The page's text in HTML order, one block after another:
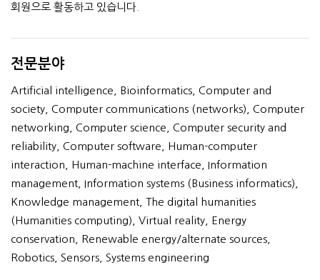
회원으로 활동하고 있습니다.
전문분야
Artificial intelligence, Bioinformatics, Computer and
society, Computer communications (networks), Computer
networking, Computer science, Computer security and
reliability, Computer software, Human-computer
interaction, Human-machine interface, Information
management, Information systems (Business informatics),
Knowledge management, The digital humanities
(Humanities computing), Virtual reality, Energy
conservation, Renewable energy/alternate sources,
Robotics, Sensors, Systems engineering